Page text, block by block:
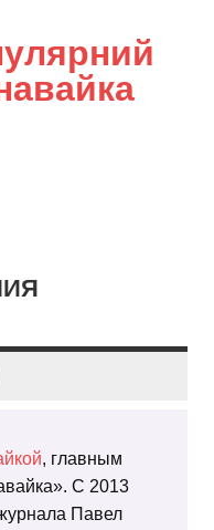
, главным
С 2013
Павел